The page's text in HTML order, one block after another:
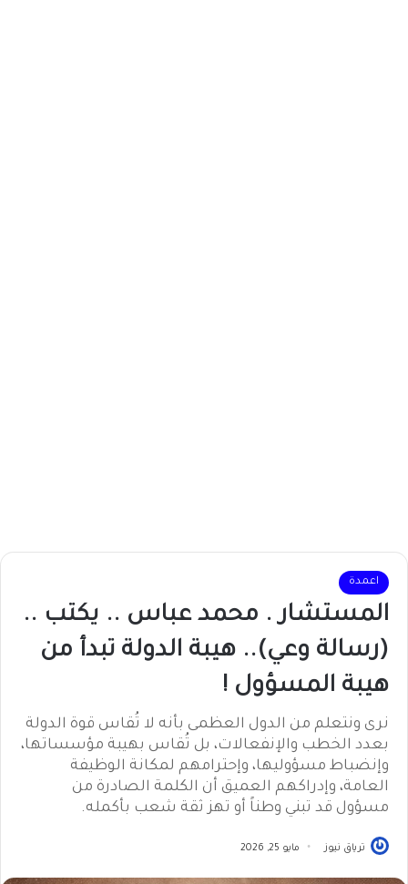
اعمدة
المستشار . محمد عباس .. يكتب ..
(رسالة وعي).. هيبة الدولة تبدأ من
هيبة المسؤول !
نرى ونتعلم من الدول العظمى بأنه لا تُقاس قوة الدولة
بعدد الخطب والإنفعالات، بل تُقاس بهيبة مؤسساتها،
وإنضباط مسؤوليها، وإحترامهم لمكانة الوظيفة
العامة، وإدراكهم العميق أن الكلمة الصادرة من
مسؤول قد تبني وطناً أو تهز ثقة شعب بأكمله.
ترياق نيوز مايو 25, 2026